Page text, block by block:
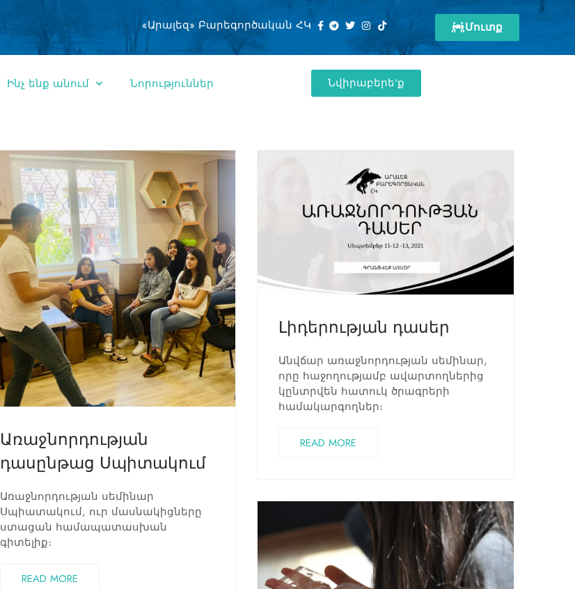
«Արալեզ» Բարեգործական ՀԿ Մուտք
Ինչ ենք անում Նորություններ Նվիրաբերե'ք
Առաջնորդության
դասընթաց Սպիտակում
Առաջնորդության սեմինար
Սպիատակում, ուր մասնակիցները
ստացան համապատասխան
գիտելիք։
READ MORE
Լիդերության դասեր
Անվճար առաջնորդության սեմինար,
որը հաջողությամբ ավարտողներից
կընտրվեն հատուկ ծրագրերի
համակարգողներ։
READ MORE